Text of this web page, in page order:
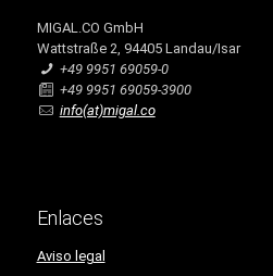
MIGAL.CO GmbH
Wattstraße 2, 94405 Landau/Isar
+49 9951 69059-0
+49 9951 69059-3900
info(at)migal.co
Enlaces
Aviso legal